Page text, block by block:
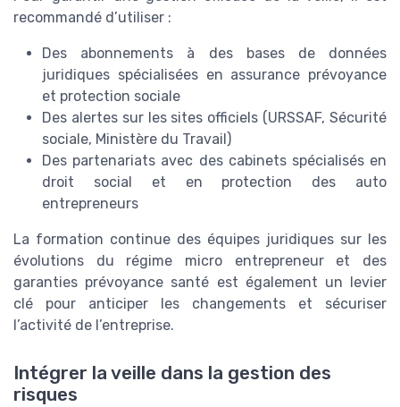
recommandé d’utiliser :
Des abonnements à des bases de données
juridiques spécialisées en assurance prévoyance
et protection sociale
Des alertes sur les sites officiels (URSSAF, Sécurité
sociale, Ministère du Travail)
Des partenariats avec des cabinets spécialisés en
droit social et en protection des auto
entrepreneurs
La formation continue des équipes juridiques sur les
évolutions du régime micro entrepreneur et des
garanties prévoyance santé est également un levier
clé pour anticiper les changements et sécuriser
l’activité de l’entreprise.
Intégrer la veille dans la gestion des
risques